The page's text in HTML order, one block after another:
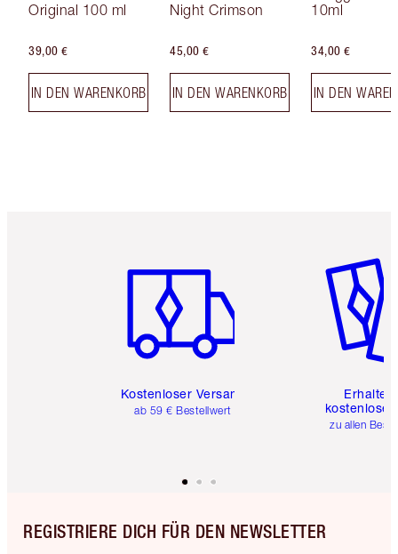
Original 100 ml
39,00 €
IN DEN WARENKORB
Night Crimson
45,00 €
IN DEN WARENKORB
10ml
34,00 €
IN DEN
Kostenloser Versand
ab 59 € Bestellwert
Erhalte
kostenlose
zu allen
REGISTRIERE DICH FÜR DEN NEWSLETTER